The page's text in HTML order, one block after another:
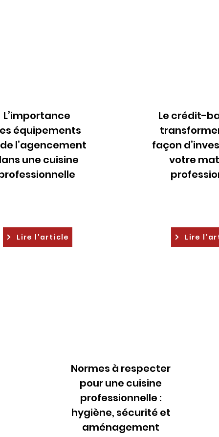
L’importance
équipements
l’agencement
une cuisine
Lire l'article
Le crédit-
façon
votre
Lire
Normes à respecter
pour une cuisine
professionnelle :
hygiène, sécurité et
aménagement